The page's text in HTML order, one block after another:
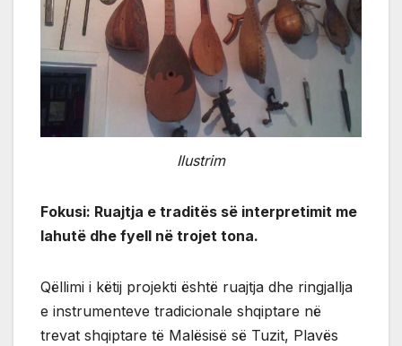
Ilustrim
Fokusi: Ruajtja e traditës së interpretimit me
lahutë dhe fyell në trojet tona.
Qëllimi i këtij projekti është ruajtja dhe ringjallja
e instrumenteve tradicionale shqiptare në
trevat shqiptare të Malësisë së Tuzit, Plavës